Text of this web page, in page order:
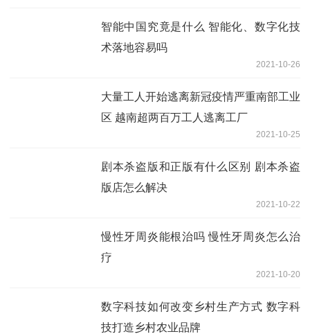
智能中国究竟是什么 智能化、数字化技
术落地容易吗
2021-10-26
大量工人开始逃离新冠疫情严重南部工业
区 越南超两百万工人逃离工厂
2021-10-25
剧本杀盗版和正版有什么区别 剧本杀盗
版店怎么解决
2021-10-22
慢性牙周炎能根治吗 慢性牙周炎怎么治
疗
2021-10-20
数字科技如何改变乡村生产方式 数字科
技打造乡村农业品牌